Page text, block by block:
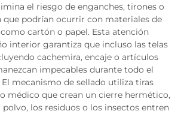
el riesgo de enganches, tirones o
podrían ocurrir con materiales de
cartón o papel. Esta atención
interior garantiza que incluso las telas
cachemira, encaje o artículos
impecables durante todo el
mecanismo de sellado utiliza tiras
médico que crean un cierre hermético,
los residuos o los insectos entren